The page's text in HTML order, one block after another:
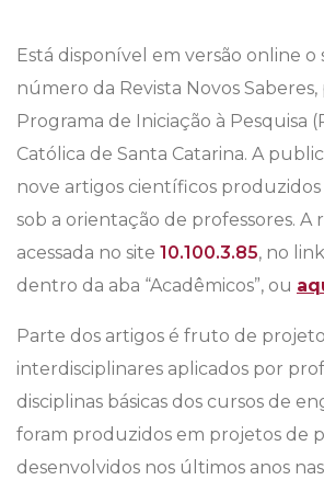
Está disponível em versão online o
número da Revista Novos
Programa de Iniciação à Pesquisa
Católica de Santa Catarina. A
nove artigos científicos produzidos
sob a orientação de professores. A
acessada no site 10.100.3.85, no
dentro da aba “Acadêmicos”, ou
Parte dos artigos é fruto de
interdisciplinares aplicados por
disciplinas básicas dos cursos de
foram produzidos em projetos de
desenvolvidos nos últimos anos